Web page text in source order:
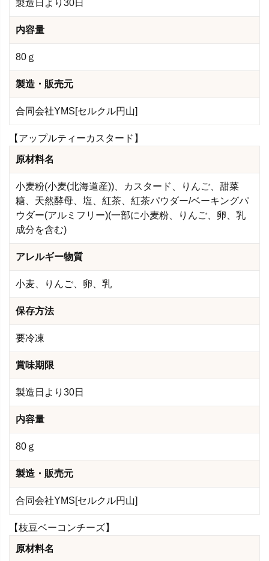
製造日より30日
内容量
80ｇ
製造・販売元
合同会社YMS[セルクル円山]
【アップルティーカスタード】
原材料名
小麦粉(小麦(北海道産))、カスタード、りんご、甜菜
糖、天然酵母、塩、紅茶、紅茶パウダー/ベーキングパ
ウダー(アルミフリー)(一部に小麦粉、りんご、卵、乳
成分を含む)
アレルギー物質
小麦、りんご、卵、乳
保存方法
要冷凍
賞味期限
製造日より30日
内容量
80ｇ
製造・販売元
合同会社YMS[セルクル円山]
【枝豆ベーコンチーズ】
原材料名